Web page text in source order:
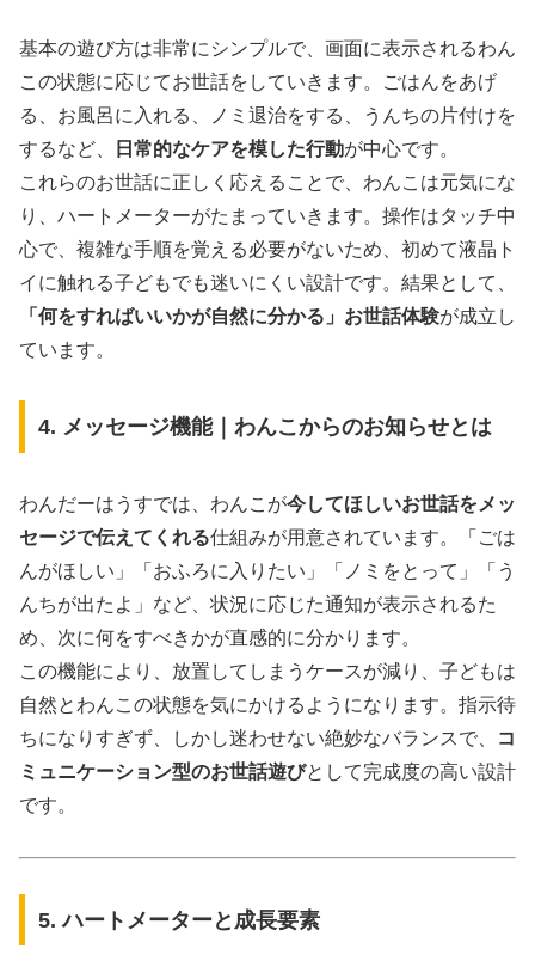
基本の遊び方は非常にシンプルで、画面に表示されるわん
この状態に応じてお世話をしていきます。ごはんをあげ
る、お風呂に入れる、ノミ退治をする、うんちの片付けを
するなど、
日常的なケアを模した行動が中心です。
これらのお世話に正しく応えることで、わんこは元気にな
り、ハートメーターがたまっていきます。操作はタッチ中
心で、複雑な手順を覚える必要がないため、初めて液晶ト
イに触れる子どもでも迷いにくい設計です。結果として、
「何をすればいいかが自然に分かる」お世話体験が成立し
ています。
4. メッセージ機能｜わんこからのお知らせとは
わんだーはうすでは、わんこが今してほしいお世話をメッ
セージで伝えてくれる仕組みが用意されています。「ごは
んがほしい」「おふろに入りたい」「ノミをとって」「う
んちが出たよ」など、状況に応じた通知が表示されるた
め、次に何をすべきかが直感的に分かります。
この機能により、放置してしまうケースが減り、子どもは
自然とわんこの状態を気にかけるようになります。指示待
ちになりすぎず、しかし迷わせない絶妙なバランスで、
コ
ミュニケーション型のお世話遊びとして完成度の高い設計
です。
5. ハートメーターと成長要素